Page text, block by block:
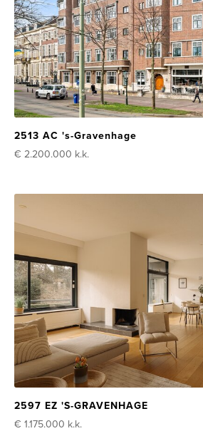
2513 AC 's-Gravenhage
€ 2.200.000 k.k.
2597 EZ 'S-GRAVENHAGE
€ 1.175.000 k.k.